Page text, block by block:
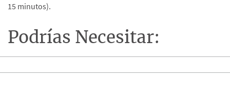
15 minutos).
Podrías Necesitar: